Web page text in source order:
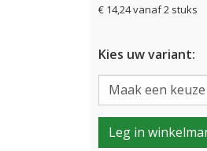
€ 14,24 vanaf 2 stuks
Kies uw variant:
Leg in